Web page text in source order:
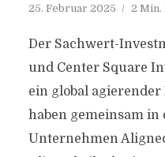
25. Februar 2025 2 Min.
Der Sachwert-
und Center Square
ein global
haben gemeinsam in
Unternehmen